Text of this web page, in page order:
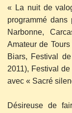
« La nuit de
programmé dans
Narbonne,
Amateur de
Biars, Festival
2011), Festival
avec « Sacré
Désireuse de